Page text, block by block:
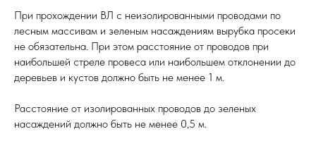
При прохождении ВЛ с неизолированными проводами по
лесным массивам и зеленым насаждениям вырубка просеки
не обязательна. При этом расстояние от проводов при
наибольшей стреле провеса или наибольшем отклонении до
деревьев и кустов должно быть не менее 1 м.
Расстояние от изолированных проводов до зеленых
насаждений должно быть не менее 0,5 м.